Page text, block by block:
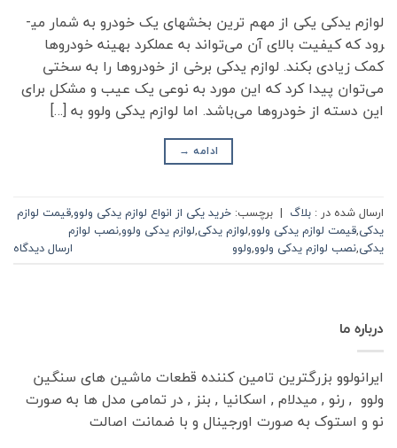
لوازم یدکی یکی از مهم ترین بخش­های یک خودرو به شمار می­
رود که کیفیت بالای آن می‌تواند به عملکرد بهینه خودرو­ها
کمک زیادی بکند. لوازم یدکی برخی از خودروها را به سختی
می‌توان پیدا کرد که این مورد به نوعی یک عیب و مشکل برای
این دسته از خودروها می‌باشد. اما لوازم یدکی ولوو به […]
ادامه →
ارسال شده در : بلاگ | برچسب: خرید یکی از انواع لوازم یدکی ولوو,قیمت لوازم
یدکی,قیمت لوازم یدکی ولوو,لوازم یدکی,لوازم یدکی ولوو,نصب لوازم
یدکی,نصب لوازم یدکی ولوو,ولوو ارسال دیدگاه
درباره ما
ایرانولوو بزرگترین تامین کننده قطعات ماشین های سنگین
ولوو , رنو , میدلام , اسکانیا , بنز , در تمامی مدل ها به صورت
نو و استوک به صورت اورجینال و با ضمانت اصالت